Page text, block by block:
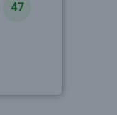
47